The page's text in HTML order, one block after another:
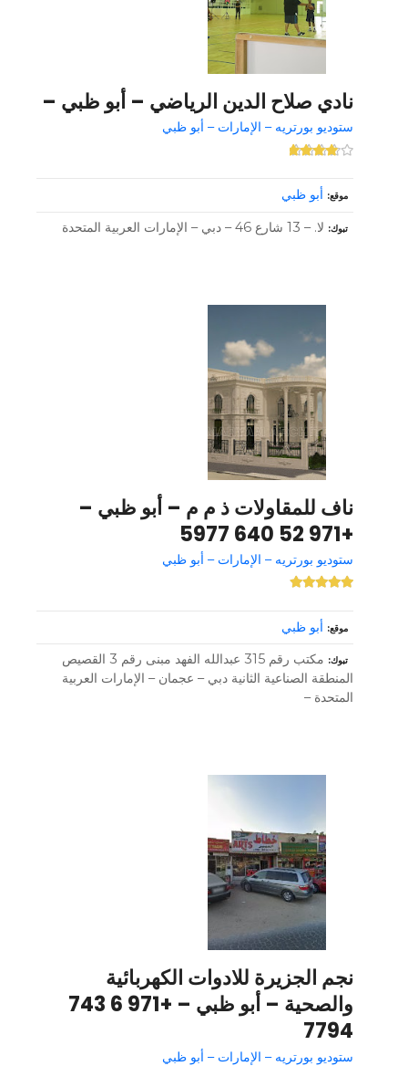
نادي صلاح الدين الرياضي – أبو ظبي –
ستوديو بورتريه – الإمارات – أبو ظبي
موقع أبو ظبي
تبوك لا. – 13 شارع 46 – دبي – الإمارات العربية المتحدة
ناف للمقاولات ذ م م – أبو ظبي –
+971 52 640 5977
ستوديو بورتريه – الإمارات – أبو ظبي
موقع أبو ظبي
تبوك
مكتب رقم 315 عبدالله الفهد مبنى رقم 3 القصيص
المنطقة الصناعية الثانية دبي – عجمان – الإمارات العربية
المتحدة –
نجم الجزيرة للادوات الكهربائية
والصحية – أبو ظبي – +971 6 743
7794
ستوديو بورتريه – الإمارات – أبو ظبي